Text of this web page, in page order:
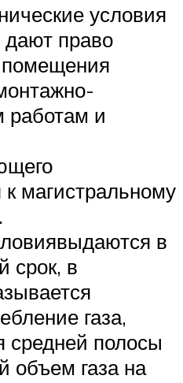
условия
дают право
помещения
работам и
магистральному
в
срок, в
газа,
средней полосы
объем газа на